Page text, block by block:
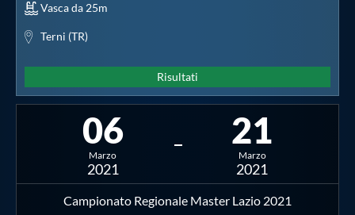
Vasca da 25m
Terni (TR)
Risultati
06
Marzo
2021
21
Marzo
2021
Campionato Regionale Master Lazio 2021